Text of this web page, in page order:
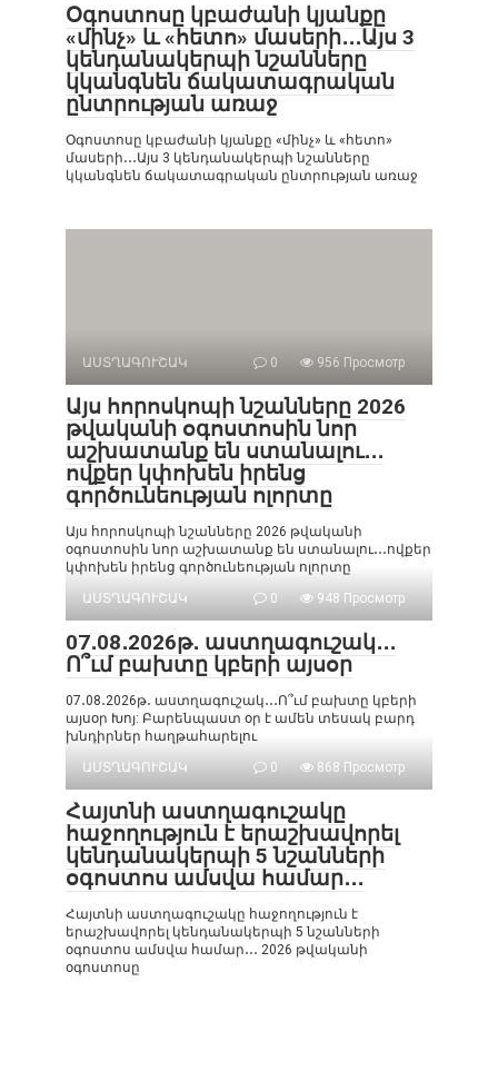
Օգոստոսը կբաժանի կյանքը
«մինչ» և «հետո» մասերի․․․Այս 3
կենդանակերպի նշանները
կկանգնեն ճակատագրական
ընտրության առաջ
Օգոստոսը կբաժանի կյանքը «մինչ» և «հետո»
մասերի․․․Այս 3 կենդանակերպի նշանները
կկանգնեն ճակատագրական ընտրության առաջ
ԱՍՏՂԱԳՈՒՇԱԿ 0 956 Просмотр
Այս հորոսկոպի նշանները 2026
թվականի օգոստոսին նոր
աշխատանք են ստանալու․․․
ովքեր կփոխեն իրենց
գործունեության ոլորտը
Այս հորոսկոպի նշանները 2026 թվականի
օգոստոսին նոր աշխատանք են ստանալու․․․ովքեր
կփոխեն իրենց գործունեության ոլորտը
ԱՍՏՂԱԳՈՒՇԱԿ
0 948 Просмотр
07․08․2026թ․ աստղագուշակ․․․
Ո՞ւմ բախտը կբերի այսօր
07․08․2026թ․ աստղագուշակ․․․Ո՞ւմ բախտը կբերի
այսօր Խոյ: Բարենպաստ օր է ամեն տեսակ բարդ
խնդիրներ հաղթահարելու
ԱՍՏՂԱԳՈՒՇԱԿ
0 868 Просмотр
Հայտնի աստղագուշակը
հաջողություն է երաշխավորել
կենդանակերպի 5 նշանների
օգոստոս ամսվա համար․․․
Հայտնի աստղագուշակը հաջողություն է
երաշխավորել կենդանակերպի 5 նշանների
օգոստոս ամսվա համար․․․ 2026 թվականի
օգոստոսը